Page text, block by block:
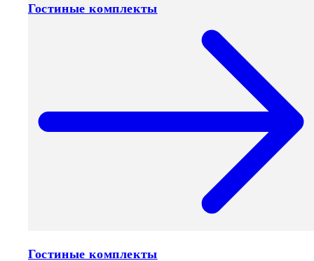
Гостиные комплекты
Гостиные комплекты